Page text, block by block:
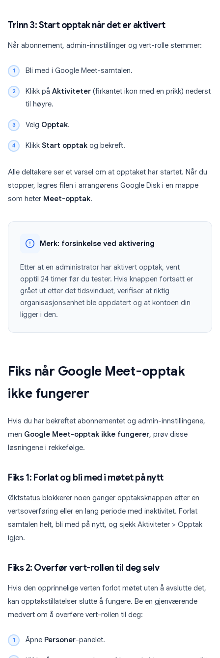
Trinn 3: Start opptak når det er aktivert
Når abonnement, admin-innstillinger og vert-rolle stemmer:
Bli med i Google Meet-samtalen.
Klikk på Aktiviteter (firkantet ikon med en prikk) nederst
til høyre.
Velg Opptak.
Klikk Start opptak og bekreft.
Alle deltakere ser et varsel om at opptaket har startet. Når du
stopper, lagres filen i arrangørens Google Disk i en mappe
som heter Meet-opptak.
Merk: forsinkelse ved aktivering
Etter at en administrator har aktivert opptak, vent
opptil 24 timer før du tester. Hvis knappen fortsatt er
grået ut etter det tidsvinduet, verifiser at riktig
organisasjonsenhet ble oppdatert og at kontoen din
ligger i den.
Fiks når Google Meet-opptak
ikke fungerer
Hvis du har bekreftet abonnementet og admin-innstillingene,
men Google Meet-opptak ikke fungerer, prøv disse
løsningene i rekkefølge.
Fiks 1: Forlat og bli med i møtet på nytt
Øktstatus blokkerer noen ganger opptaksknappen etter en
vertsoverføring eller en lang periode med inaktivitet. Forlat
samtalen helt, bli med på nytt, og sjekk Aktiviteter > Opptak
igjen.
Fiks 2: Overfør vert-rollen til deg selv
Hvis den opprinnelige verten forlot møtet uten å avslutte det,
kan opptakstillatelser slutte å fungere. Be en gjenværende
medvert om å overføre vert-rollen til deg:
Åpne Personer-panelet.